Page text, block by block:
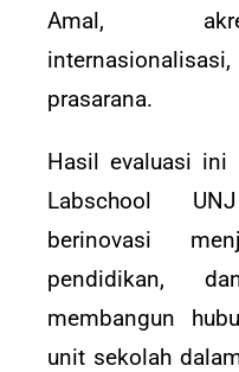
Amal,
prasarana.
Hasil evaluasi ini
Labschool
berinovasi
pendidikan,
membangun
unit sekolah